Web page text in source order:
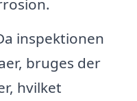
inspektionen
bruges der
hvilket